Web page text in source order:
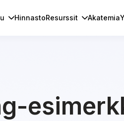
HinnastoResurssit Akatemia